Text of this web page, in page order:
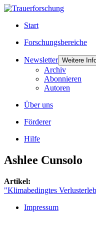
Start
Forschungsbereiche
Newsletter Weitere
Archiv
Abonnieren
Autoren
Über uns
Förderer
Hilfe
Ashlee Cunsolo
Artikel:
"Klimabedingtes
Impressum